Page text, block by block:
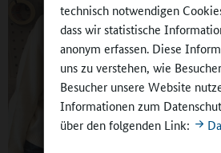
technisch notwendigen
dass wir statistische
anonym erfassen. Diese
uns zu verstehen, wie
Besucher unsere Website
Informationen zum
über den folgenden Link: